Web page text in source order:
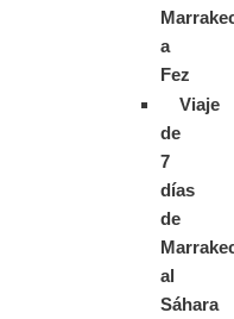
a
Fez
Viaje
de
7
días
de
al
Sáhara